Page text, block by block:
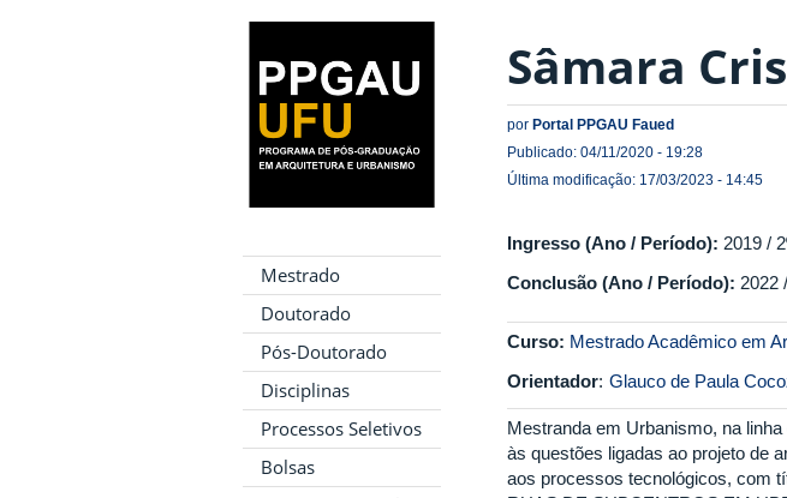
Mestrado
Doutorado
Pós-Doutorado
Disciplinas
Processos Seletivos
Bolsas
Sâmara
por Portal PPGAU Faued
Publicado: 04/11/2020 - 19:28
Última modificação: 17/03/2023 - 14:45
Ingresso (Ano / Período): 2019 /
Conclusão (Ano / Período): 2022
Curso: Mestrado Acadêmico em
Orientador: Glauco de Paula
Mestranda em Urbanismo, na
às questões ligadas ao projeto de
aos processos tecnológicos, com